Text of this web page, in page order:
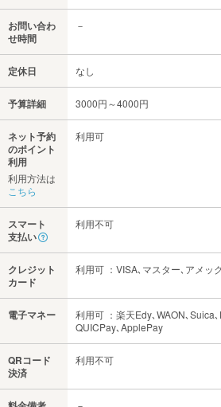
お問い合わ
せ時間
－
定休日 なし
予算詳細 3000円～4000円
ネット予約
のポイント
利用
利用方法は
こちら
利用可
スマート
支払い
利用不可
クレジット
カード
利用可 ：VISA､マスター､アメッ
電子マネー
利用可 ：楽天Edy､WAON､Suica
QUICPay､ApplePay
QRコード
決済
利用不可